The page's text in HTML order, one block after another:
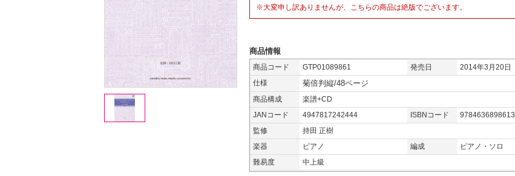
※大変申し訳ありませんが、こちらの商品は絶版でございます。
商品情報
商品コード GTP01089861 発売日
2014年3月20日
仕様
菊倍判縦/48ページ
商品構成
楽譜+CD
JANコード
4947817242444 ISBNコード
9784636898613
監修
持田 正樹
楽器
ピアノ 編成
ピアノ・ソロ
難易度
中上級